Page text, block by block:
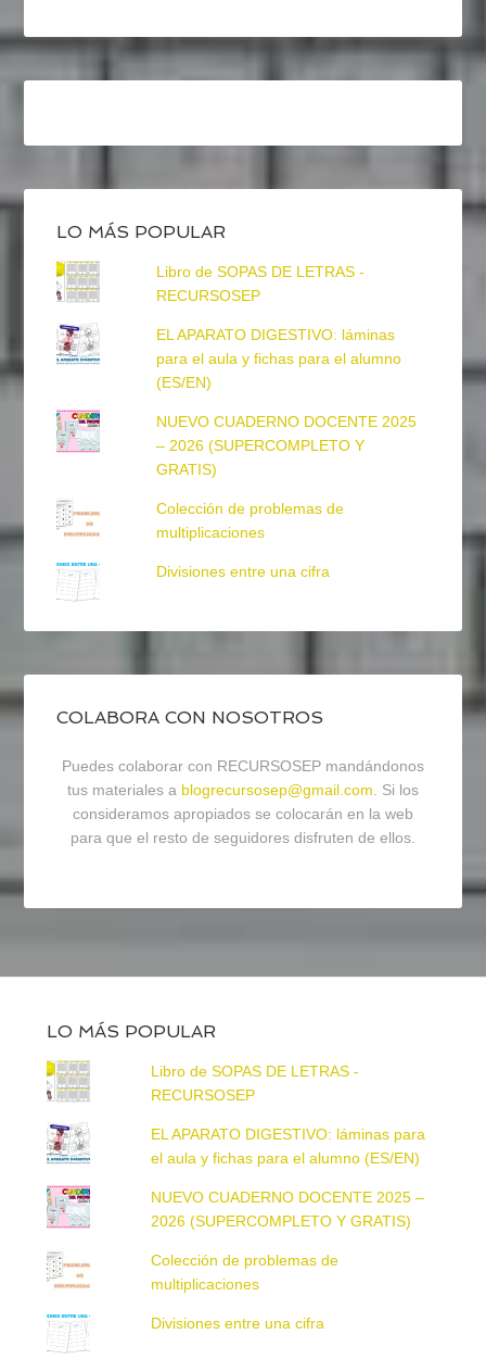
LO MÁS POPULAR
Libro de SOPAS DE LETRAS -
RECURSOSEP
EL APARATO DIGESTIVO: láminas
para el aula y fichas para el alumno
(ES/EN)
NUEVO CUADERNO DOCENTE 2025
– 2026 (SUPERCOMPLETO Y
GRATIS)
Colección de problemas de
multiplicaciones
Divisiones entre una cifra
COLABORA CON NOSOTROS
Puedes colaborar con RECURSOSEP mandándonos
tus materiales a blogrecursosep@gmail.com. Si los
consideramos apropiados se colocarán en la web
para que el resto de seguidores disfruten de ellos.
LO MÁS POPULAR
Libro de SOPAS DE LETRAS -
RECURSOSEP
EL APARATO DIGESTIVO: láminas para
el aula y fichas para el alumno (ES/EN)
NUEVO CUADERNO DOCENTE 2025 –
2026 (SUPERCOMPLETO Y GRATIS)
Colección de problemas de
multiplicaciones
Divisiones entre una cifra